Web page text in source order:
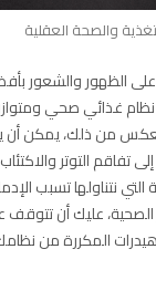
والصحة العقلية
والشعور بأفضل
نظام غذائي صحي
من ذلك، يمكن
تفاقم التوتر
نتناولها تسبب
عليك أن تتوقف
المكررة من